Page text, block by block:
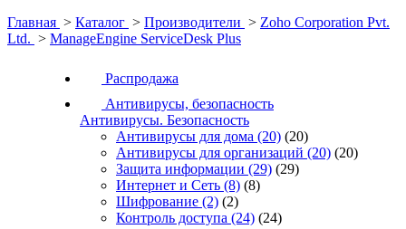
Главная > Каталог > Производители > Zoho Corporation Pvt.
Ltd. > ManageEngine ServiceDesk Plus
Распродажа
Антивирусы, безопасность
Антивирусы. Безопасность
Антивирусы для дома (20) (20)
Антивирусы для организаций (20) (20)
Защита информации (29) (29)
Интернет и Сеть (8) (8)
Шифрование (2) (2)
Контроль доступа (24) (24)